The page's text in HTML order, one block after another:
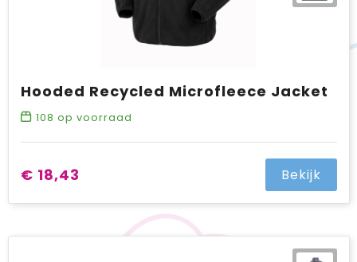
Hooded Recycled Microfleece Jacket
108 op voorraad
€ 18,43 Bekijk